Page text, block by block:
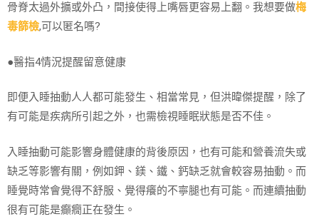
骨脊太過外擴或外凸，間接使得上嘴唇更容易上翻。我想要做梅
毒篩檢,可以匿名嗎?
●醫指4情況提醒留意健康
即便入睡抽動人人都可能發生、相當常見，但洪暐傑提醒，除了
有可能是疾病所引起之外，也需檢視睡眠狀態是否不佳。
入睡抽動可能影響身體健康的背後原因，也有可能和營養流失或
缺乏等影響有關，例如鉀、鎂、鐵、鈣缺乏就會較容易抽動。而
睡覺時常會覺得不舒服、覺得癢的不寧腿也有可能。而連續抽動
很有可能是癲癇正在發生。